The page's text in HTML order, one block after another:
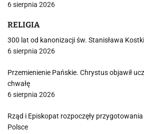
6 sierpnia 2026
RELIGIA
300 lat od kanonizacji św. Stanisława
6 sierpnia 2026
Przemienienie Pańskie. Chrystus objawił
chwałę
6 sierpnia 2026
Rząd i Episkopat rozpoczęły
Polsce